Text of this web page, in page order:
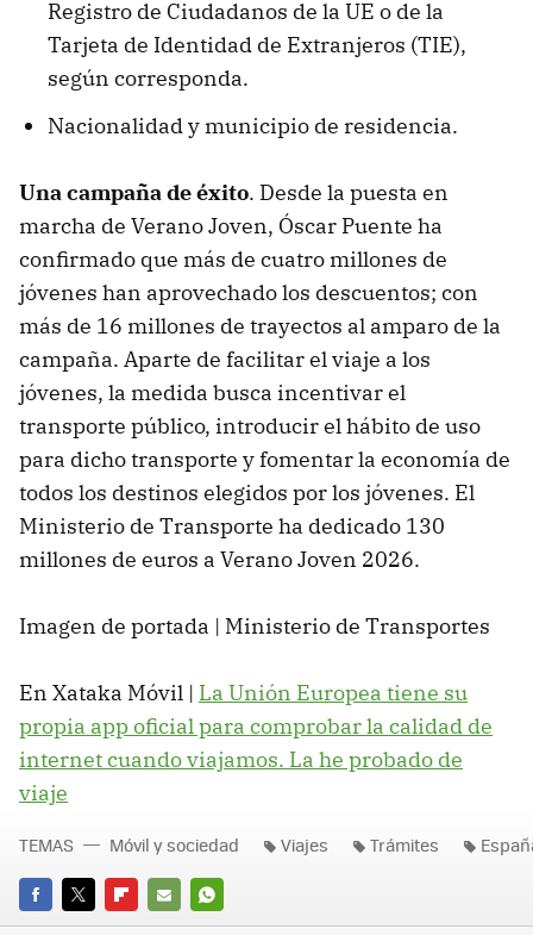
Registro de Ciudadanos de la UE o de la
Tarjeta de Identidad de Extranjeros (TIE),
según corresponda.
Nacionalidad y municipio de residencia.
Una campaña de éxito. Desde la puesta en
marcha de Verano Joven, Óscar Puente ha
confirmado que más de cuatro millones de
jóvenes han aprovechado los descuentos; con
más de 16 millones de trayectos al amparo de la
campaña. Aparte de facilitar el viaje a los
jóvenes, la medida busca incentivar el
transporte público, introducir el hábito de uso
para dicho transporte y fomentar la economía de
todos los destinos elegidos por los jóvenes. El
Ministerio de Transporte ha dedicado 130
millones de euros a Verano Joven 2026.
Imagen de portada | Ministerio de Transportes
En Xataka Móvil | La Unión Europea tiene su
propia app oficial para comprobar la calidad de
internet cuando viajamos. La he probado de
viaje
FACEBOOK
TWITTERFLIPBOARD
E-
WHATSAPP
TEMAS Móvil y sociedad Viajes Trámites